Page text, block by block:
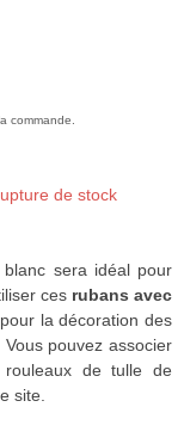
commande.
de stock
blanc sera idéal pour
ces rubans avec
la décoration des
pouvez associer
de tulle de
site.